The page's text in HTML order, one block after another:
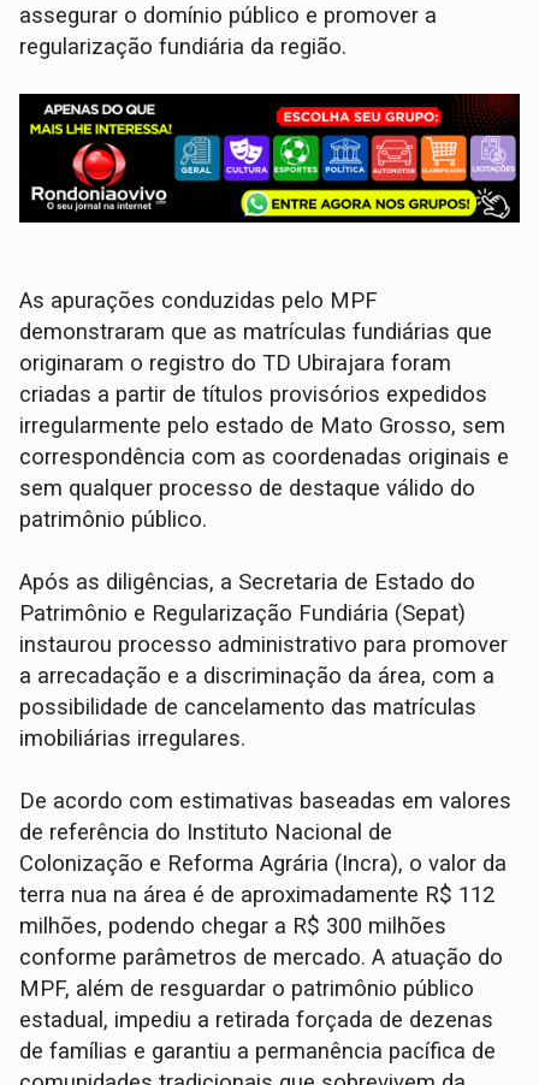
assegurar o domínio público e promover a
regularização fundiária da região.
As apurações conduzidas pelo MPF
demonstraram que as matrículas fundiárias que
originaram o registro do TD Ubirajara foram
criadas a partir de títulos provisórios expedidos
irregularmente pelo estado de Mato Grosso, sem
correspondência com as coordenadas originais e
sem qualquer processo de destaque válido do
patrimônio público.
Após as diligências, a Secretaria de Estado do
Patrimônio e Regularização Fundiária (Sepat)
instaurou processo administrativo para promover
a arrecadação e a discriminação da área, com a
possibilidade de cancelamento das matrículas
imobiliárias irregulares.
De acordo com estimativas baseadas em valores
de referência do Instituto Nacional de
Colonização e Reforma Agrária (Incra), o valor da
terra nua na área é de aproximadamente R$ 112
milhões, podendo chegar a R$ 300 milhões
conforme parâmetros de mercado. A atuação do
MPF, além de resguardar o patrimônio público
estadual, impediu a retirada forçada de dezenas
de famílias e garantiu a permanência pacífica de